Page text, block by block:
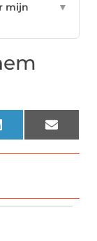
mijn
▼
LinkedIn Email